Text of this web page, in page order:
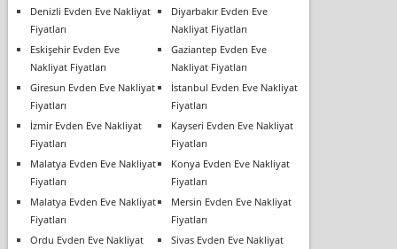
Denizli Evden Eve Nakliyat
Fiyatları
Diyarbakır Evden Eve
Nakliyat Fiyatları
Eskişehir Evden Eve
Nakliyat Fiyatları
Gaziantep Evden Eve
Nakliyat Fiyatları
Giresun Evden Eve Nakliyat
Fiyatları
İstanbul Evden Eve Nakliyat
Fiyatları
İzmir Evden Eve Nakliyat
Fiyatları
Kayseri Evden Eve Nakliyat
Fiyatları
Malatya Evden Eve Nakliyat
Fiyatları
Konya Evden Eve Nakliyat
Fiyatları
Malatya Evden Eve Nakliyat
Fiyatları
Mersin Evden Eve Nakliyat
Fiyatları
Ordu Evden Eve Nakliyat
Sivas Evden Eve Nakliyat